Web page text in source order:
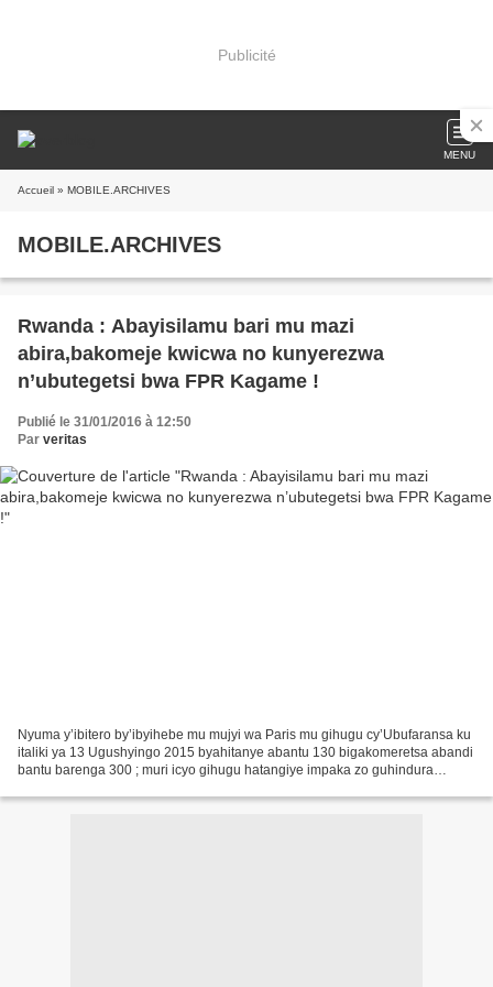
Publicité
MENU
Accueil » MOBILE.ARCHIVES
MOBILE.ARCHIVES
Rwanda : Abayisilamu bari mu mazi
abira,bakomeje kwicwa no kunyerezwa
n’ubutegetsi bwa FPR Kagame !
Publié le 31/01/2016 à 12:50
Par veritas
Nyuma y’ibitero by’ibyihebe mu mujyi wa Paris mu gihugu cy’Ubufaransa ku
italiki ya 13 Ugushyingo 2015 byahitanye abantu 130 bigakomeretsa abandi
bantu barenga 300 ; muri icyo gihugu hatangiye impaka zo guhindura